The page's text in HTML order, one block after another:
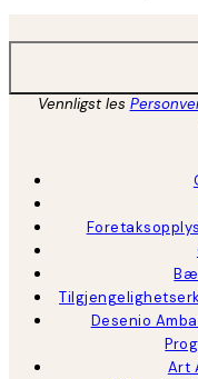
Vennligst les
Desenio
Art